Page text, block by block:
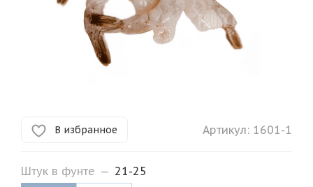
В избранное Артикул: 1601-1
Штук в фунте — 21-25